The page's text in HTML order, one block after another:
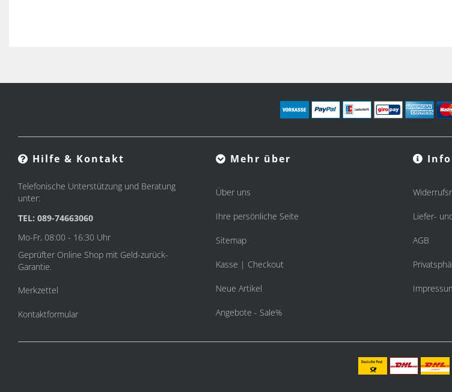
Hilfe & Kontakt
Telefonische Unterstützung und Beratung
unter:
TEL: 089-74663060
Mo-Fr, 08:00 - 16:30 Uhr
Geprüfter Online Shop mit Geld-zurück-
Garantie.
Merkzettel
Kontaktformular
Mehr über
Über uns
Ihre persönliche Seite
Sitemap
Kasse | Checkout
Neue Artikel
Angebote - Sale%
Liefer-
AGB